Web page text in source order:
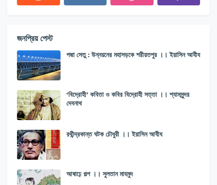
জনপ্রিয় পেস্ট
পদ্মা সেতু : উন্নয়নের মহাসড়কে শরীয়তপুর ।। ইয়াসিন আযীয
‘বিদ্রোহী’ কবিতা ও কবির বিদ্রোহী সত্তা ।। শ্যামসুন্দর
দেবনাথ
রথীন্দ্রকান্ত ঘটক চৌধুরী ।। ইয়াসিন আযীয
আষাঢ়ে গল্প ।। সুলতান মাহমুদ